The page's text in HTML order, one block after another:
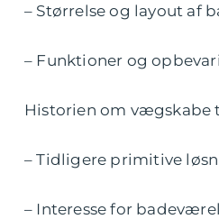
– Størrelse og layout af
– Funktioner og
Historien om vægskabe
– Tidligere primitive
– Interesse for